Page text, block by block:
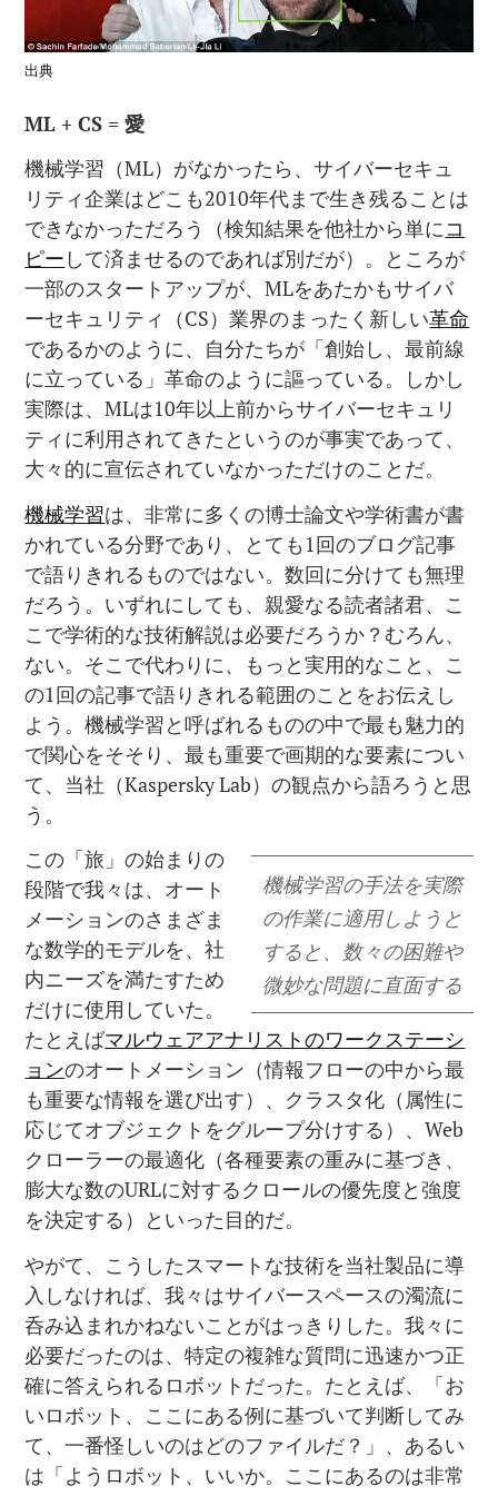
出典
ML + CS =愛
機械学習（ML）がなかったら、サイバーセキュ
リティ企業はどこも2010年代まで生き残ることは
できなかっただろう（検知結果を他社から単にコ
ピー して済ませるのであれば別だが）。ところが
一部のスタートアップが、MLをあたかもサイバ
ーセキュリティ（CS）業界のまったく新しい革命
であるかのように、自分たちが「創始し、最前線
に立っている」革命のように謳っている。しかし
実際は、MLは10年以上前からサイバーセキュリ
ティに利用されてきたというのが事実であって、
大々的に宣伝されていなかっただけのことだ。
機械学習は、非常に多くの博士論文や学術書が書
かれている分野であり、とても1回のブログ記事
で語りきれるものではない。数回に分けても無理
だろう。いずれにしても、親愛なる読者諸君、こ
こで学術的な技術解説は必要だろうか？むろん、
ない。そこで代わりに、もっと実用的なこと、こ
の1回の記事で語りきれる範囲のことをお伝えし
よう。機械学習と呼ばれるものの中で最も魅力的
で関心をそそり、最も重要で画期的な要素につい
て、当社（Kaspersky Lab）の観点から語ろうと思
う。
機械学習の手法を実際
の作業に適用しようと
すると、数々の困難や
微妙な問題に直面する
この「旅」の始まりの
段階で我々は、オート
メーションのさまざま
な数学的モデルを、社
内ニーズを満たすため
だけに使用していた。
たとえばマルウェアアナリストのワークステーシ
ョンのオートメーション（情報フローの中から最
も重要な情報を選び出す）、クラスタ化（属性に
応じてオブジェクトをグループ分けする）、Web
クローラーの最適化（各種要素の重みに基づき、
膨大な数のURLに対するクロールの優先度と強度
を決定する）といった目的だ。
やがて、こうしたスマートな技術を当社製品に導
入しなければ、我々はサイバースペースの濁流に
呑み込まれかねないことがはっきりした。我々に
必要だったのは、特定の複雑な質問に迅速かつ正
確に答えられるロボットだった。たとえば、「お
いロボット、ここにある例に基づいて判断してみ
て、一番怪しいのはどのファイルだ？」、あるい
は「ようロボット、いいか。ここにあるのは非常